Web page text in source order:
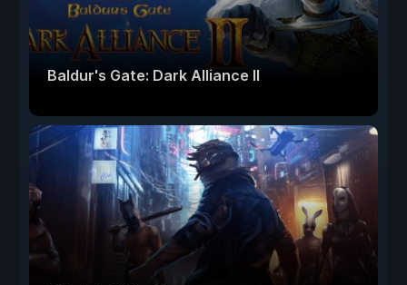
Baldur's Gate: Dark Alliance II